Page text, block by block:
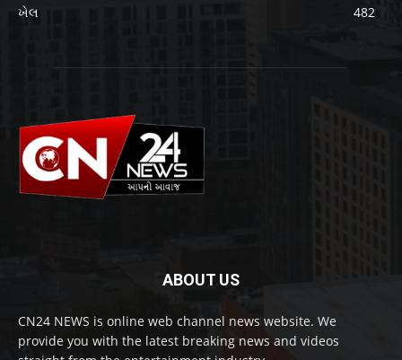
ખેલ
482
ABOUT US
CN24 NEWS is online web channel news website. We
provide you with the latest breaking news and videos